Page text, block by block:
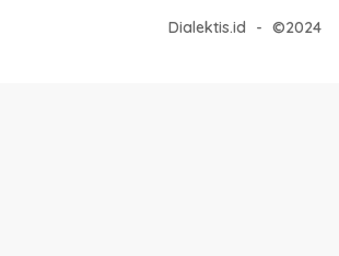
Dialektis.id - ©2024